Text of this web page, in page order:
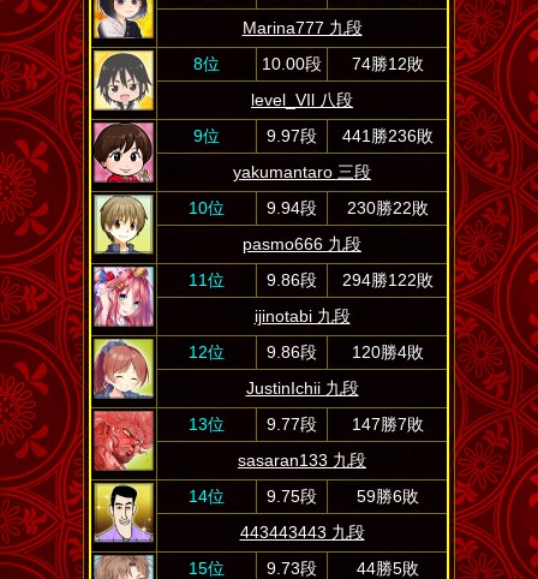
Marina777 九段
8位
10.00段
74勝12敗
level_VIl 八段
9位
9.97段
441勝236敗
yakumantaro 三段
10位
9.94段
230勝22敗
pasmo666 九段
11位
9.86段
294勝122敗
ijinotabi 九段
12位
9.86段
120勝4敗
JustinIchii 九段
13位
9.77段
147勝7敗
sasaran133 九段
14位
9.75段
59勝6敗
443443443 九段
15位
9.73段
44勝5敗